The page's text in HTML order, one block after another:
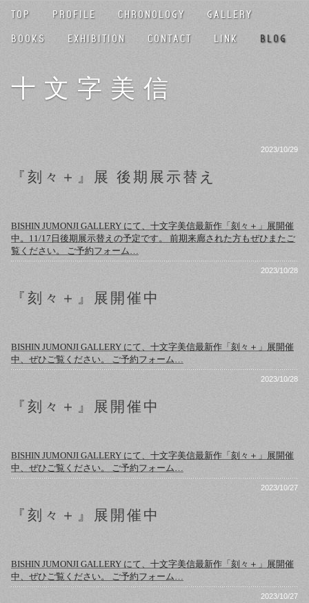
TOP PROFILE CHRONOLOGY
GALLERY
BOOKS
EXHIBITION CONTACT LINK BLOG
十文字美信
2023/10/29
『刻々＋』展 後期展示替え
BISHIN JUMONJI GALLERY にて、十文字美信最新作「刻々＋」展開催
中。11/17日後期展示替えの予定です。 前期来廊された方もぜひまたご
覧ください。 ご予約フォーム…
2023/10/28
『刻々＋』展開催中
BISHIN JUMONJI GALLERY にて、十文字美信最新作「刻々＋」展開催
中、ぜひご覧ください。 ご予約フォーム…
2023/10/28
『刻々＋』展開催中
BISHIN JUMONJI GALLERY にて、十文字美信最新作「刻々＋」展開催
中、ぜひご覧ください。 ご予約フォーム…
2023/10/27
『刻々＋』展開催中
BISHIN JUMONJI GALLERY にて、十文字美信最新作「刻々＋」展開催
中、ぜひご覧ください。 ご予約フォーム…
2023/10/27